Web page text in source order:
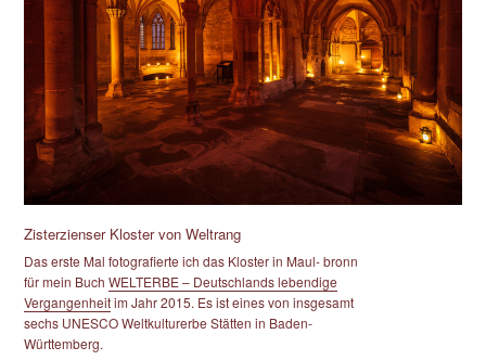
Zisterzienser Kloster von Weltrang
Das erste Mal fotografierte ich das Kloster in Maul- bronn
für mein BuchWELTERBE – Deutschlands lebendige
Vergangenheitim Jahr 2015. Es ist eines von insgesamt
sechs UNESCO Weltkulturerbe Stätten in Baden-
Württemberg.